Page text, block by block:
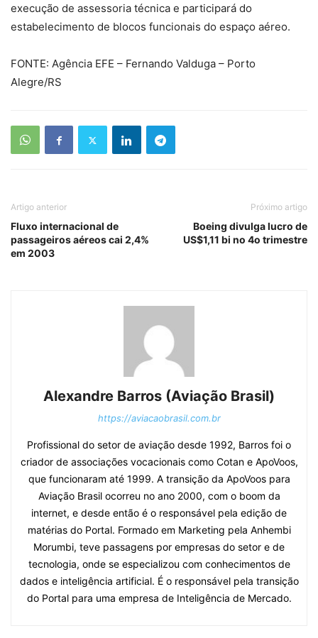
execução de assessoria técnica e participará do
estabelecimento de blocos funcionais do espaço aéreo.
FONTE: Agência EFE – Fernando Valduga – Porto
Alegre/RS
Artigo anterior
Fluxo internacional de
passageiros aéreos cai 2,4%
em 2003
Próximo artigo
Boeing divulga lucro de
US$1,11 bi no 4o trimestre
Alexandre Barros (Aviação Brasil)
https://aviacaobrasil.com.br
Profissional do setor de aviação desde 1992, Barros foi o
criador de associações vocacionais como Cotan e ApoVoos,
que funcionaram até 1999. A transição da ApoVoos para
Aviação Brasil ocorreu no ano 2000, com o boom da
internet, e desde então é o responsável pela edição de
matérias do Portal. Formado em Marketing pela Anhembi
Morumbi, teve passagens por empresas do setor e de
tecnologia, onde se especializou com conhecimentos de
dados e inteligência artificial. É o responsável pela transição
do Portal para uma empresa de Inteligência de Mercado.